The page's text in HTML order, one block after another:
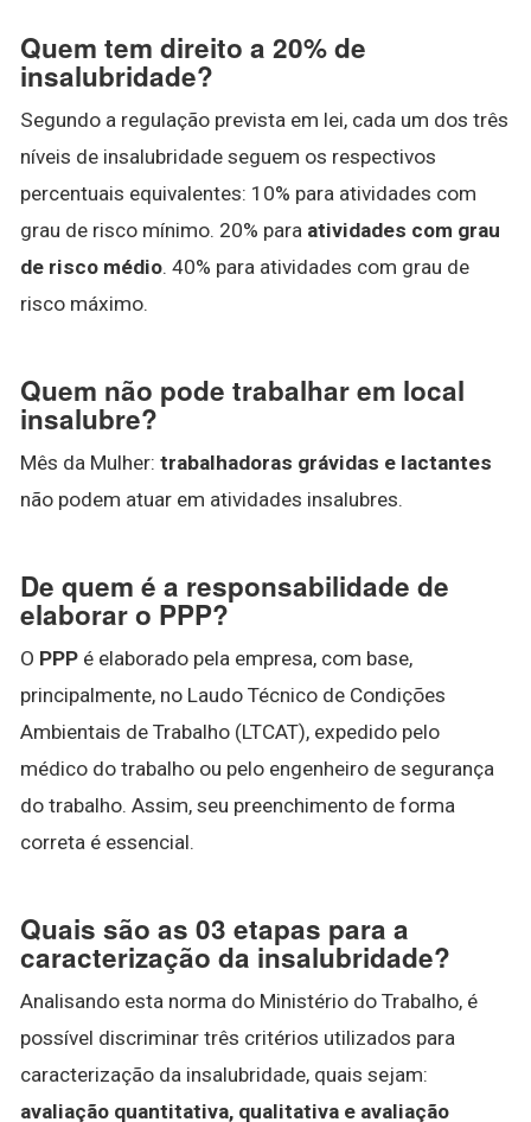
Quem tem direito a 20% de
insalubridade?
Segundo a regulação prevista em lei, cada um dos três
níveis de insalubridade seguem os respectivos
percentuais equivalentes: 10% para atividades com
grau de risco mínimo. 20% para atividades com grau
de risco médio. 40% para atividades com grau de
risco máximo.
Quem não pode trabalhar em local
insalubre?
Mês da Mulher: trabalhadoras grávidas e lactantes
não podem atuar em atividades insalubres.
De quem é a responsabilidade de
elaborar o PPP?
O PPP é elaborado pela empresa, com base,
principalmente, no Laudo Técnico de Condições
Ambientais de Trabalho (LTCAT), expedido pelo
médico do trabalho ou pelo engenheiro de segurança
do trabalho. Assim, seu preenchimento de forma
correta é essencial.
Quais são as 03 etapas para a
caracterização da insalubridade?
Analisando esta norma do Ministério do Trabalho, é
possível discriminar três critérios utilizados para
caracterização da insalubridade, quais sejam:
avaliação quantitativa, qualitativa e avaliação